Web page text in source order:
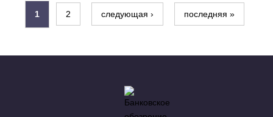
Страницы
1 2 следующая › последняя »